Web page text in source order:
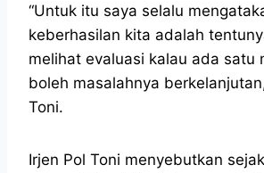
“Untuk itu saya selalu
keberhasilan kita adalah
melihat evaluasi kalau ada satu
boleh masalahnya
Toni.
Irjen Pol Toni menyebutkan